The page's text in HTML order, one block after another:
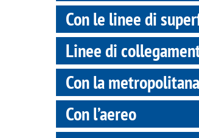
Con le linee di
Linee di
Con la metropolitana
Con l’aereo